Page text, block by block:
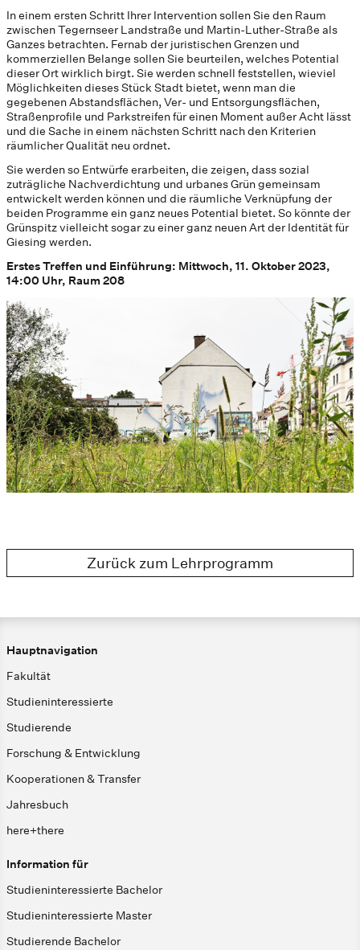
In einem ersten Schritt Ihrer Intervention sollen Sie den Raum
zwischen Tegernseer Landstraße und Martin-Luther-Straße als
Ganzes betrachten. Fernab der juristischen Grenzen und
kommerziellen Belange sollen Sie beurteilen, welches Potential
dieser Ort wirklich birgt. Sie werden schnell feststellen, wieviel
Möglichkeiten dieses Stück Stadt bietet, wenn man die
gegebenen Abstandsflächen, Ver- und Entsorgungsflächen,
Straßenprofile und Parkstreifen für einen Moment außer Acht lässt
und die Sache in einem nächsten Schritt nach den Kriterien
räumlicher Qualität neu ordnet.
Sie werden so Entwürfe erarbeiten, die zeigen, dass sozial
zuträgliche Nachverdichtung und urbanes Grün gemeinsam
entwickelt werden können und die räumliche Verknüpfung der
beiden Programme ein ganz neues Potential bietet. So könnte der
Grünspitz vielleicht sogar zu einer ganz neuen Art der Identität für
Giesing werden.
Erstes Treffen und Einführung: Mittwoch, 11. Oktober 2023,
14:00 Uhr, Raum 208
Zurück zum Lehrprogramm
Hauptnavigation
Fakultät
Studieninteressierte
Studierende
Forschung & Entwicklung
Kooperationen & Transfer
Jahresbuch
here+there
Information für
Studieninteressierte Bachelor
Studieninteressierte Master
Studierende Bachelor